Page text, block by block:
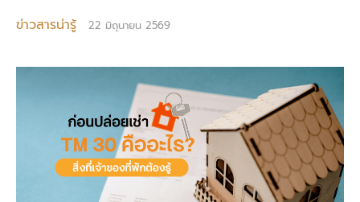
ข่าวสารน่ารู้ 22 มิถุนายน 2569